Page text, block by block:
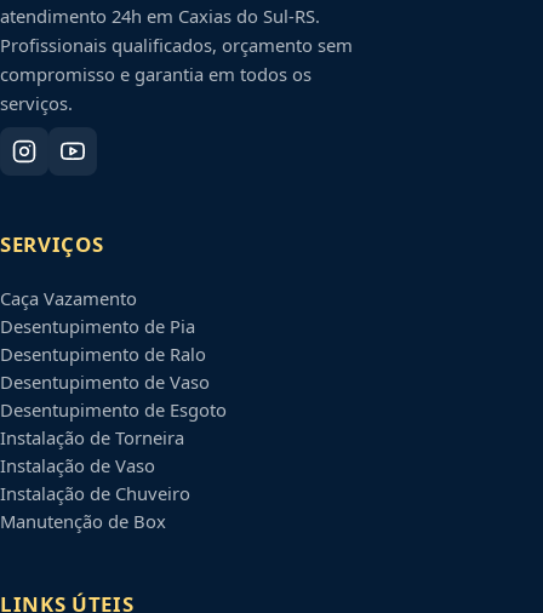
atendimento 24h em Caxias do Sul-RS.
Profissionais qualificados, orçamento sem
compromisso e garantia em todos os
serviços.
SERVIÇOS
Caça Vazamento
Desentupimento de Pia
Desentupimento de Ralo
Desentupimento de Vaso
Desentupimento de Esgoto
Instalação de Torneira
Instalação de Vaso
Instalação de Chuveiro
Manutenção de Box
LINKS ÚTEIS